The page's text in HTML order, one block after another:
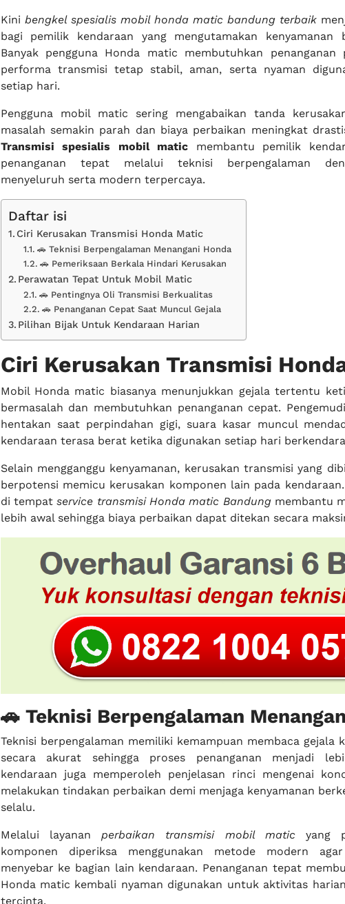
Kini bengkel spesialis mobil honda matic bandung terbaik
bagi pemilik kendaraan yang mengutamakan kenyamanan
Banyak pengguna Honda matic membutuhkan penanganan
performa transmisi tetap stabil, aman, serta nyaman
setiap hari.
Pengguna mobil matic sering mengabaikan tanda
masalah semakin parah dan biaya perbaikan meningkat
Transmisi spesialis mobil matic membantu pemilik
penanganan tepat melalui teknisi berpengalaman
menyeluruh serta modern terpercaya.
Daftar isi
Ciri Kerusakan Transmisi Honda Matic
🚗 Teknisi Berpengalaman Menangani Honda
🚗 Pemeriksaan Berkala Hindari Kerusakan
Perawatan Tepat Untuk Mobil Matic
🚗 Pentingnya Oli Transmisi Berkualitas
🚗 Penanganan Cepat Saat Muncul Gejala
Pilihan Bijak Untuk Kendaraan Harian
Ciri Kerusakan Transmisi
Mobil Honda matic biasanya menunjukkan gejala tertentu
bermasalah dan membutuhkan penanganan cepat.
hentakan saat perpindahan gigi, suara kasar muncul
kendaraan terasa berat ketika digunakan setiap hari
Selain mengganggu kenyamanan, kerusakan transmisi yang
berpotensi memicu kerusakan komponen lain pada
di tempatservice transmisi Honda matic Bandungmembantu
lebih awal sehingga biaya perbaikan dapat ditekan secara
🚗 Teknisi Berpengalaman
Teknisi berpengalaman memiliki kemampuan membaca gejala
secara akurat sehingga proses penanganan menjadi
kendaraan juga memperoleh penjelasan rinci mengenai
melakukan tindakan perbaikan demi menjaga kenyamanan
selalu.
Melalui layanan perbaikan transmisi mobil maticyang
komponen diperiksa menggunakan metode modern
menyebar ke bagian lain kendaraan. Penanganan tepat
Honda matic kembali nyaman digunakan untuk aktivitas
tercinta.